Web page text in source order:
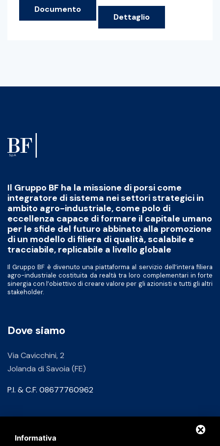
Documento
Dettaglio
Il Gruppo BF ha la missione di porsi come
integratore di sistema nei settori strategici in
ambito agro-industriale, come polo di
eccellenza capace di formare il capitale umano
per le sfide del futuro abbinato alla promozione
di un modello di filiera di qualità, scalabile e
tracciabile, replicabile a livello globale
Il Gruppo BF è divenuto una piattaforma al servizio dell’intera filiera
agro-industriale costituita da realtà tra loro complementari in forte
sinergia con l’obiettivo di creare valore per gli azionisti e tutti gli altri
stakeholder.
Dove siamo
Via Cavicchini, 2
Jolanda di Savoia (FE)
P.I. & C.F. 08677760962
Informativa